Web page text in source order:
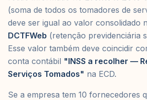
(soma de todos os tomadores de
deve ser igual ao valor consolidado
DCTFWeb (retenção previdenciária
Esse valor também deve coincidir
conta contábil "INSS a recolher —
Serviços Tomados" na ECD.
Se a empresa tem 10 fornecedores